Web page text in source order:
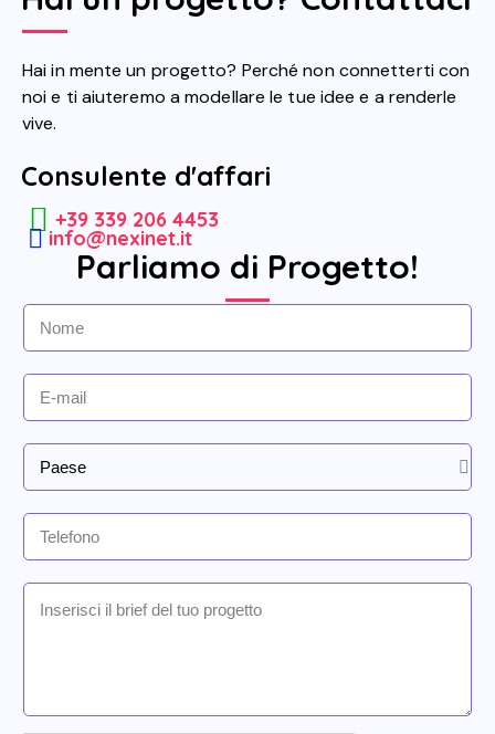
Hai in mente un progetto? Perché non connetterti con
noi e ti aiuteremo a modellare le tue idee e a renderle
vive.
Consulente d'affari
+39 339 206 4453
info@nexinet.it
Parliamo di Progetto!